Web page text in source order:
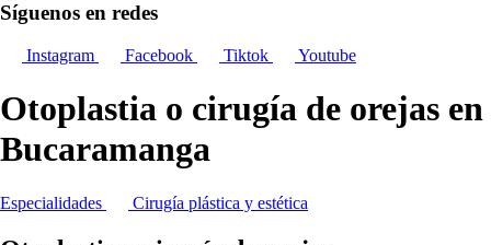
Síguenos en redes
Instagram Facebook Tiktok Youtube
Otoplastia o cirugía de orejas en
Bucaramanga
Especialidades Cirugía plástica y estética